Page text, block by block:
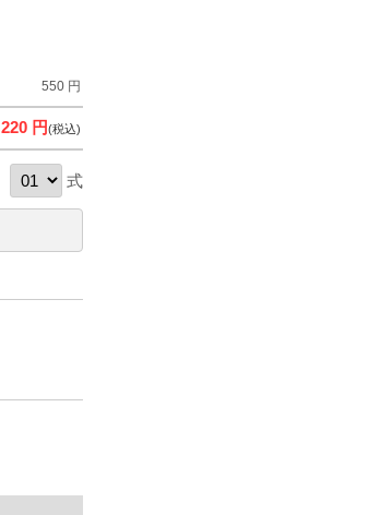
550 円
220 円(税込)
式